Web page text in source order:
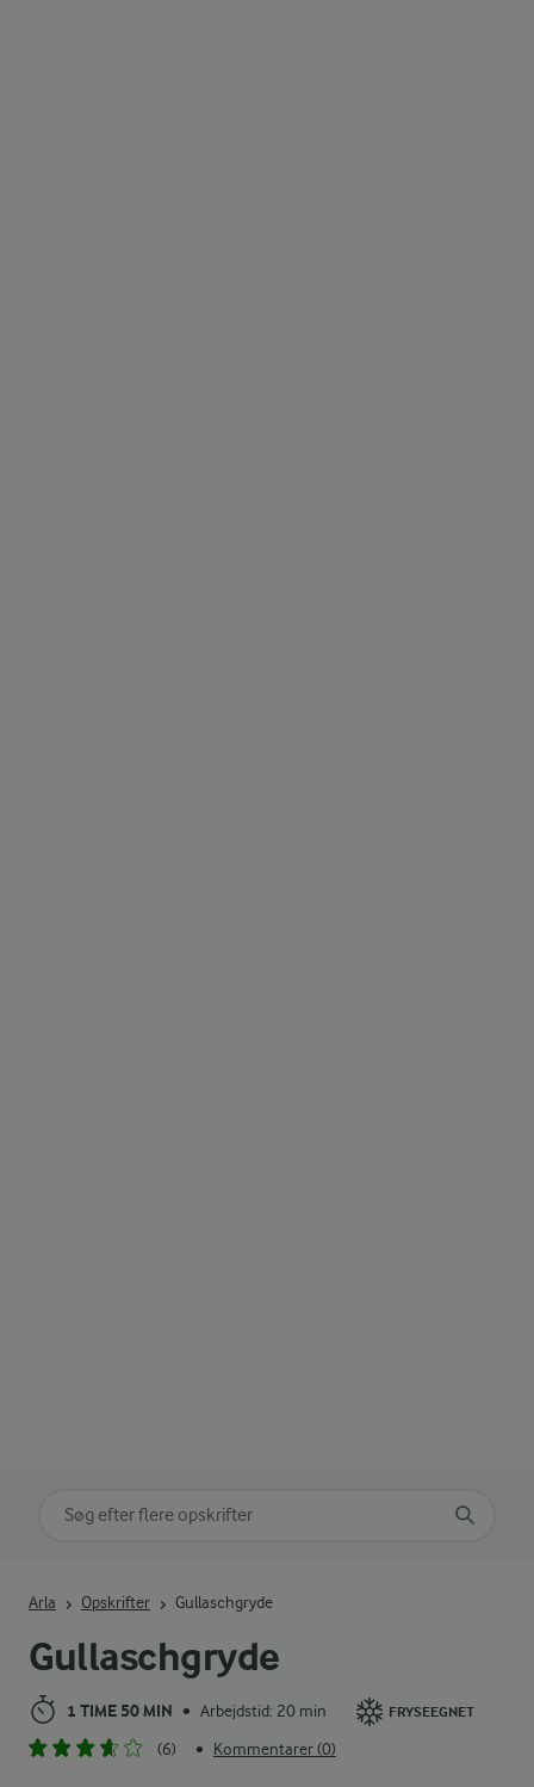
Gullaschgryde
1 TIME 50 MIN • Arbejdstid: 20 min FRYSEEGNET
(6) • Kommentarer (0)
Arla Opskrifter Gullaschgryde
Søg på kategori